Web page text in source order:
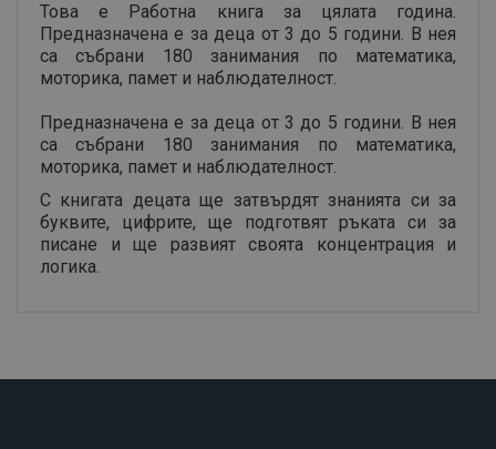
Това е Работна книга за цялата година.
Предназначена е за деца от 3 до 5 години. В нея
са събрани 180 занимания по математика,
моторика, памет и наблюдателност.
Предназначена е за деца от 3 до 5 години. В нея
са събрани 180 занимания по математика,
моторика, памет и наблюдателност.
С книгата децата ще затвърдят знанията си за
буквите, цифрите, ще подготвят ръката си за
писане и ще развият своята концентрация и
логика.